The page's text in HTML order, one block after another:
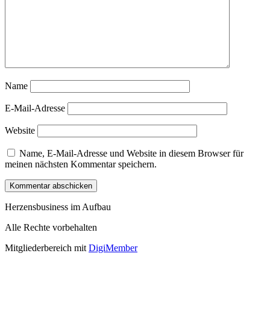
Name
E-Mail-Adresse
Website
Name, E-Mail-Adresse und Website in diesem Browser für
meinen nächsten Kommentar speichern.
Herzensbusiness im Aufbau
Alle Rechte vorbehalten
Mitgliederbereich mit DigiMember